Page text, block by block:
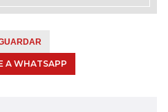
A WHATSAPP